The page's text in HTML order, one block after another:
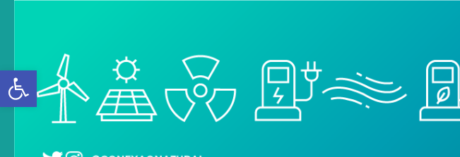
Abrir a barra de ferramentas